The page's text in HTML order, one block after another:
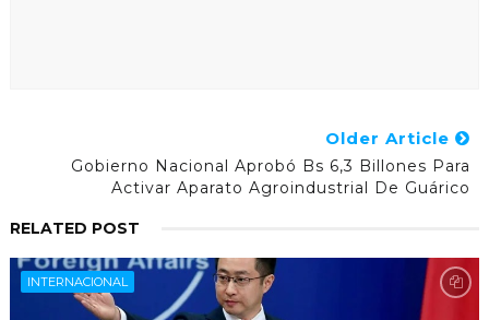
Older Article
Gobierno Nacional Aprobó Bs 6,3 Billones Para
Activar Aparato Agroindustrial De Guárico
RELATED POST
INTERNACIONAL